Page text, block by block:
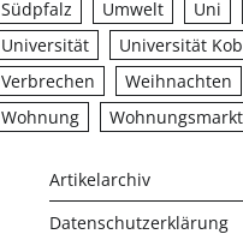
Südpfalz
Umwelt Uni
Universität
Universität
Verbrechen
Weihnachten
Wohnung
Wohnungsmarkt
Artikelarchiv
Datenschutzerklärung